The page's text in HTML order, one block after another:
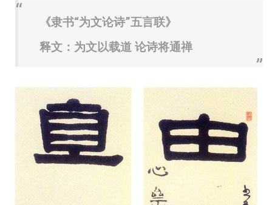
《隶书“为文论诗”五言联》
释文：为文以载道 论诗将通禅